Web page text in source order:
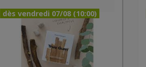
dès vendredi 07/08 (10:00)